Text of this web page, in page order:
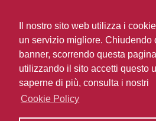
Il nostro sito web utilizza i
un servizio migliore. Chiudendo
banner, scorrendo questa
utilizzando il sito accetti questo
saperne di più, consulta i nostri
Cookie Policy